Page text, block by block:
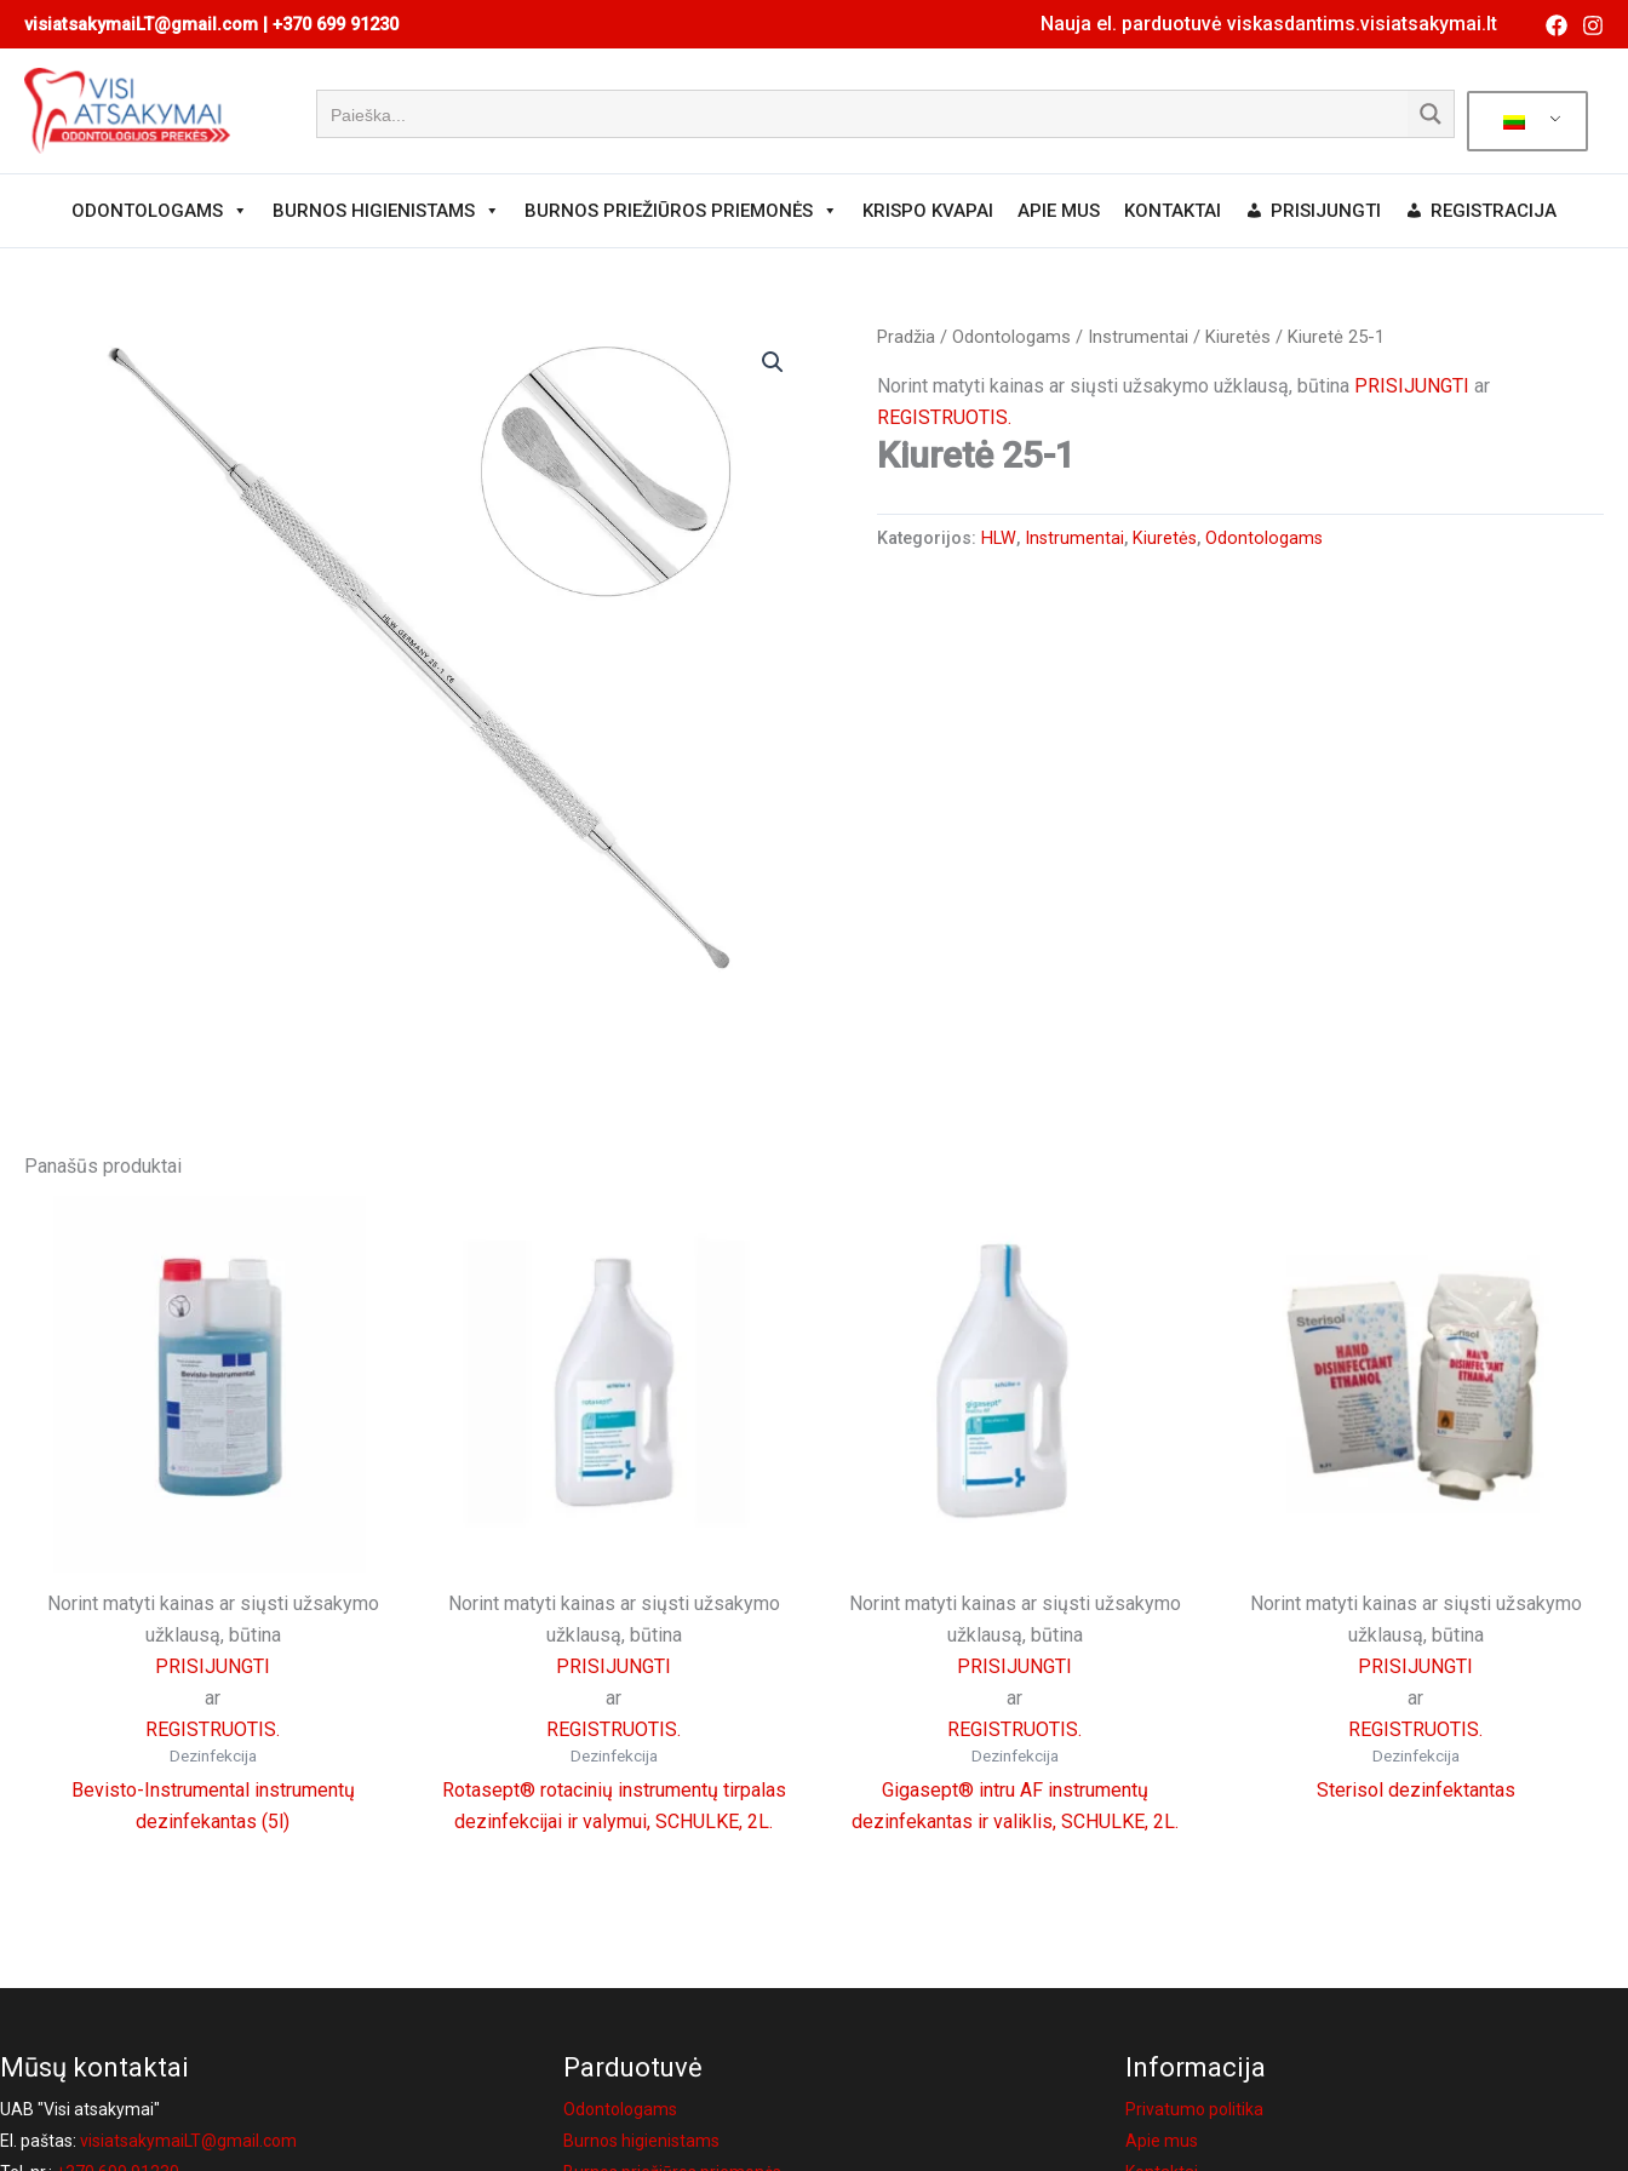
Pereiti
prie
turinio
visiatsakymaiLT@gmail.com | +370 699 91230 Nauja el. parduotuvė viskasdantims.visiatsakymai.lt
ODONTOLOGAMS BURNOS HIGIENISTAMS BURNOS PRIEŽIŪROS PRIEMONĖS KRISPO KVAPAI APIE MUS KONTAKTAI PRISIJUNGTI REGISTRACIJA
Pradžia /Odontologams / Instrumentai /Kiuretės / Kiuretė 25-1
Norint matyti kainas ar siųsti užsakymo užklausą, būtina PRISIJUNGTI ar
REGISTRUOTIS.
Kiuretė 25-1
Kategorijos: HLW, Instrumentai, Kiuretės,Odontologams
Panašūs produktai
Norint matyti kainas ar siųsti užsakymo
užklausą, būtina
PRISIJUNGTI
ar
REGISTRUOTIS.
Dezinfekcija
Bevisto-Instrumental instrumentų
dezinfekantas (5l)
Norint matyti kainas ar siųsti užsakymo
užklausą, būtina
PRISIJUNGTI
ar
REGISTRUOTIS.
Dezinfekcija
Rotasept® rotacinių instrumentų tirpalas
dezinfekcijai ir valymui, SCHULKE, 2L.
Norint matyti kainas ar siųsti užsakymo
užklausą, būtina
PRISIJUNGTI
ar
REGISTRUOTIS.
Dezinfekcija
Gigasept® intru AF instrumentų
dezinfekantas ir valiklis, SCHULKE, 2L.
Norint matyti kainas ar siųsti užsakymo
užklausą, būtina
PRISIJUNGTI
ar
REGISTRUOTIS.
Dezinfekcija
Sterisol dezinfektantas
Mūsų kontaktai
UAB "Visi atsakymai"
El. paštas: visiatsakymaiLT@gmail.com
Parduotuvė
Odontologams
Burnos higienistams
Informacija
Privatumo politika
Apie mus